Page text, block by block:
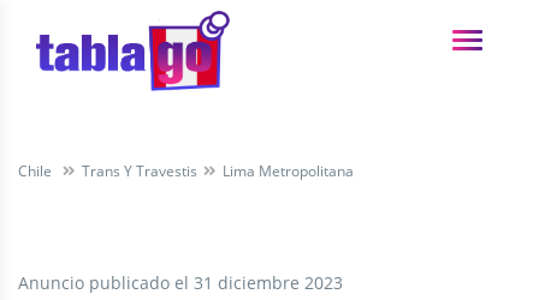
Chile Trans Y Travestis Lima Metropolitana
Anuncio publicado el 31 diciembre 2023